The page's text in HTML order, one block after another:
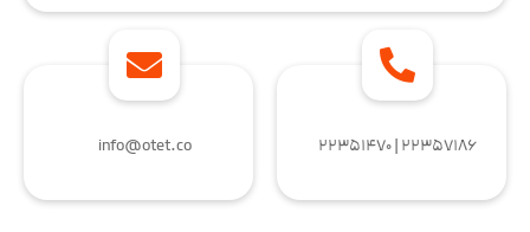
۲۲۳۵۷۱۸۶ | ۲۲۳۵۱۴۷۰ info@otet.co